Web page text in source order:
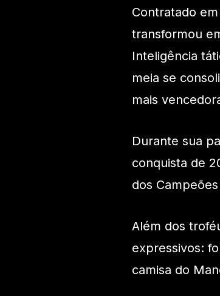
Contratado
transformou
Inteligência
meia se
mais
Durante sua
conquista de
dos
Além dos
expressivos:
camisa do